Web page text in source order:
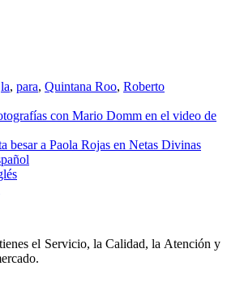
la, para, Quintana Roo, Roberto
con Mario Domm en el video de
besar a Paola Rojas en Netas Divinas
el Servicio, la Calidad, la Atención y